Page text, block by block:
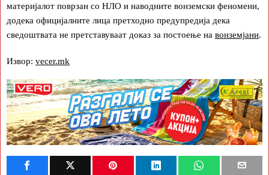
материјалот поврзан со НЛО и наводните вонземски феномени,
додека официјалните лица претходно предупредија дека
сведоштвата не претставуваат доказ за постоење на вонземјани.
Извор: vecer.mk